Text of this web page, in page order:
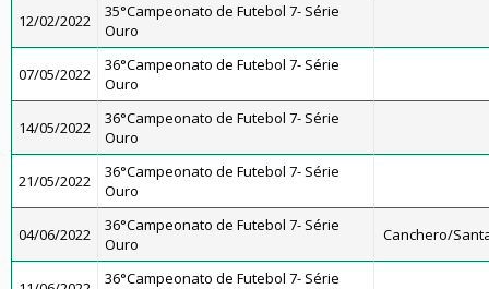
12/02/2022
35°Campeonato de Futebol 7- Série
Ouro
07/05/2022
36°Campeonato de Futebol 7- Série
Ouro
14/05/2022
36°Campeonato de Futebol 7- Série
Ouro
21/05/2022
36°Campeonato de Futebol 7- Série
Ouro
04/06/2022
36°Campeonato de Futebol 7- Série
Ouro
Canchero/
36°Campeonato de Futebol 7- Série